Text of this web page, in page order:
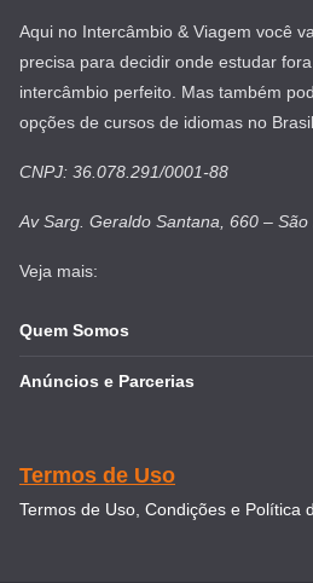
Aqui no Intercâmbio & Viagem você
precisa para decidir onde estudar
intercâmbio perfeito. Mas também
opções de cursos de idiomas no
CNPJ: 36.078.291/0001-88
Av Sarg. Geraldo Santana, 660 – São
Veja mais:
Quem Somos
Anúncios e Parcerias
Termos de Uso
Termos de Uso, Condições e Política